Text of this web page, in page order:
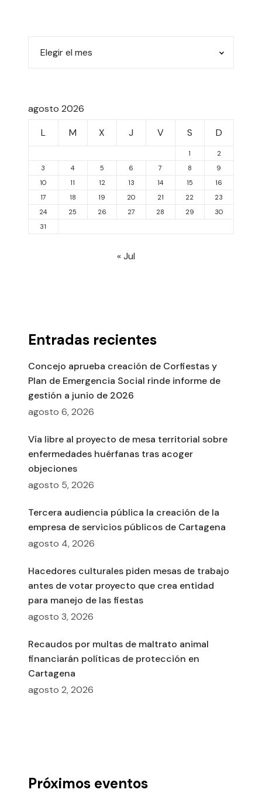
agosto 2026
L
M X J V S D
1
2
3
4 5 6 7 8
9
10
11 12 13 14 15
16
17
18 19 20 21 22
23
24
25 26 27 28 29
30
31
« Jul
Entradas recientes
Concejo aprueba creación de Corfiestas y
Plan de Emergencia Social rinde informe de
gestión a junio de 2026
agosto 6, 2026
Vía libre al proyecto de mesa territorial sobre
enfermedades huérfanas tras acoger
objeciones
agosto 5, 2026
Tercera audiencia pública la creación de la
empresa de servicios públicos de Cartagena
agosto 4, 2026
Hacedores culturales piden mesas de trabajo
antes de votar proyecto que crea entidad
para manejo de las fiestas
agosto 3, 2026
Recaudos por multas de maltrato animal
financiarán políticas de protección en
Cartagena
agosto 2, 2026
Próximos eventos